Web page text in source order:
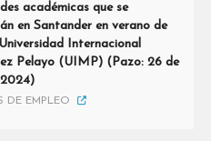
académicas que se
en Santander en verano de
Internacional
Pelayo (UIMP) (Pazo: 26 de
DE EMPLEO